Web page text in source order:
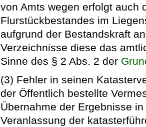
von Amts wegen erfolgt auch
Flurstückbestandes im
aufgrund der Bestandskraft
Verzeichnisse diese das
Sinne des § 2 Abs. 2 der
(3) Fehler in seinen
der Öffentlich bestellte
Übernahme der Ergebnisse
Veranlassung der